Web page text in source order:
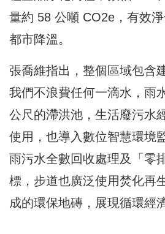
量約 58 公噸 CO2e，有效
都市降溫。
張喬維指出，整個區域包含
我們不浪費任何一滴水，雨
公尺的滯洪池，生活廢污水
使用，也導入數位智慧環境
雨污水全數回收處理及「零
標，步道也廣泛使用焚化再
成的環保地磚，展現循環經